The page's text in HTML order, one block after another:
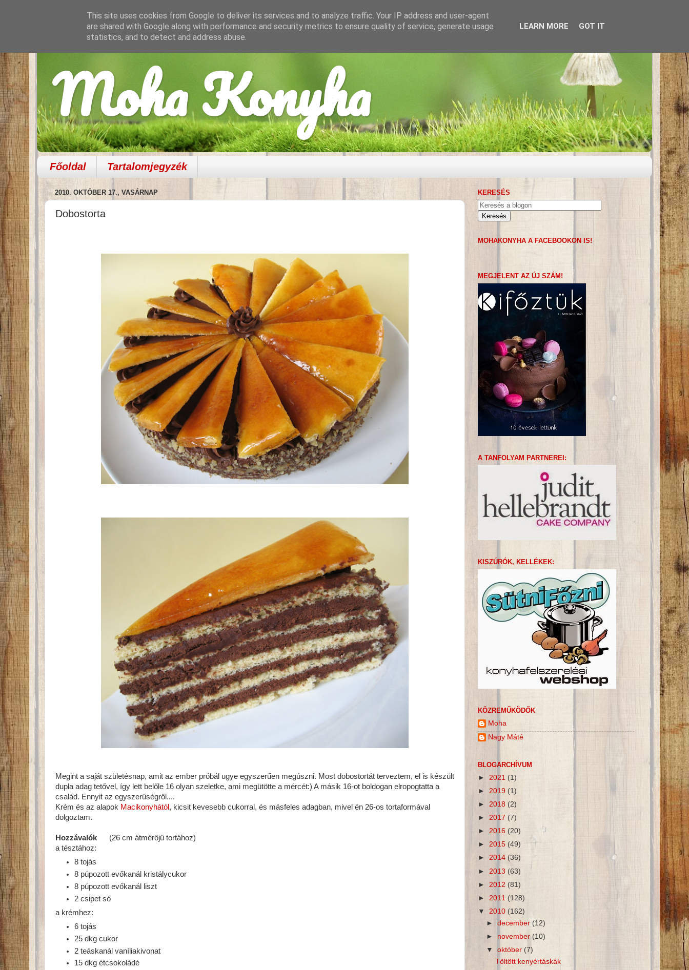
Moha Konyha
Főoldal Tartalomjegyzék
2010. OKTÓBER 17., VASÁRNAP
Dobostorta
Megint a saját születésnap, amit az ember próbál ugye egyszerűen megúszni. Most dobostortát terveztem, el is készült
dupla adag tetővel, így lett belőle 16 olyan szeletke, ami megütötte a mércét:) A másik 16-ot boldogan elropogtatta a
család. Ennyit az egyszerűségről....
Krém és az alapok Macikonyhától , kicsit kevesebb cukorral, és másfeles adagban, mivel én 26-os tortaformával
dolgoztam.
Hozzávalók
(26 cm átmérőjű tortához)
a tésztához:
8 tojás
8 púpozott evőkanál kristálycukor
8 púpozott evőkanál liszt
2 csipet só
a krémhez:
6 tojás
25 dkg cukor
2 teáskanál vaníliakivonat
15 dkg étcsokoládé
KERESÉS
MOHAKONYHA A FACEBOOKON IS!
MEGJELENT AZ ÚJ SZÁM!
A TANFOLYAM PARTNEREI:
KISZÚRÓK, KELLÉKEK:
KÖZREMŰKÖDŐK
Moha
Nagy Máté
BLOGARCHÍVUM
► 2021 (1)
► 2019 (1)
► 2018 (2)
► 2017 (7)
► 2016 (20)
► 2015 (49)
► 2014 (36)
► 2013 (63)
► 2012 (81)
► 2011 (128)
▼ 2010 (162)
►december(12)
► november (10)
▼október (7)
Töltött kenyértáskák
This site uses cookies from Google to deliver its services and to analyze traffic. Your IP address and user-agent
are shared with Google along with performance and security metrics to ensure quality of service, generate usage
statistics, and to detect and address abuse.
LEARN MORE GOT IT